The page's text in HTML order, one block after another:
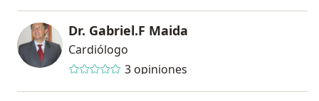
Dr. Gabriel.F Maida
Cardiólogo
3 opiniones